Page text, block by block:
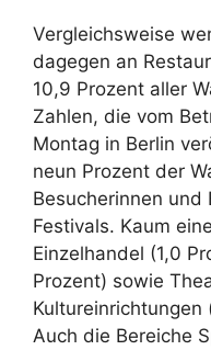
Vergleichsweise
dagegen an
10,9 Prozent aller
Zahlen, die vom
Montag in Berlin
neun Prozent der
Besucherinnen und
Festivals. Kaum
Einzelhandel (1,0
Prozent) sowie
Kultureinrichtungen
Auch die Bereiche